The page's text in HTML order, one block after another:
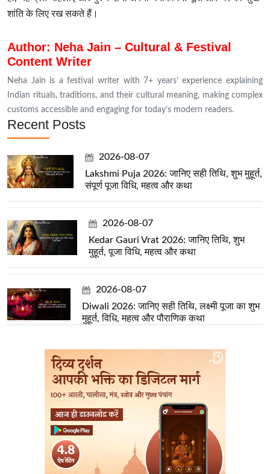
शांति के लिए रख सकते हैं।
Author: Neha Jain – Cultural & Festival
Content Writer
Neha Jain is a festival writer with 7+ years’ experience explaining
Indian rituals, traditions, and their cultural meaning, making complex
customs accessible and engaging for today’s modern readers.
Recent Posts
2026-08-07
Lakshmi Puja 2026: जानिए सही तिथि, शुभ मुहूर्त,
संपूर्ण पूजा विधि, महत्व और कथा
2026-08-07
Kedar Gauri Vrat 2026: जानिए तिथि, शुभ
मुहूर्त, पूजा विधि, महत्व और कथा
2026-08-07
Diwali 2026: जानिए सही तिथि, लक्ष्मी पूजा का शुभ
मुहूर्त, विधि, महत्व और पौराणिक कथा